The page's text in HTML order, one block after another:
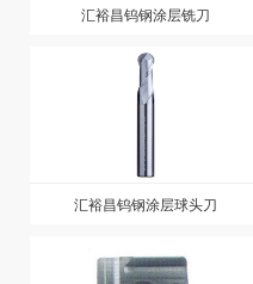
汇裕昌钨钢涂层铣刀
汇裕昌钨钢涂层球头刀